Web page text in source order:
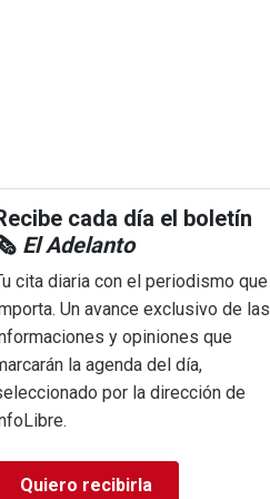
cada día el boletín
El Adelanto
cita diaria con el periodismo que
Un avance exclusivo de las
y opiniones que
la agenda del día,
por la dirección de
Quiero recibirla